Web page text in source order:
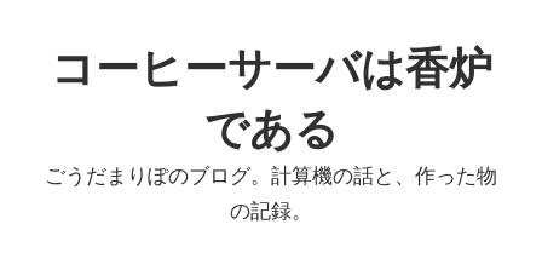
ン
テ
へ
コーヒーサーバは香炉
である
ごうだまりぽのブログ。計算機の話と、作った物
の記録。